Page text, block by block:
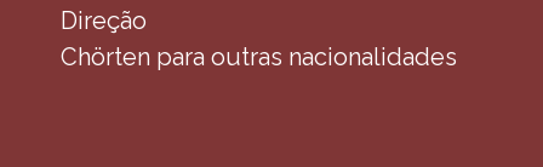
Direção
Chörten para outras nacionalidades